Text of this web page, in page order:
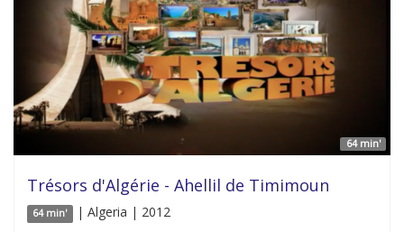
64 min'
Trésors d'Algérie - Ahellil de Timimoun
64 min' | Algeria | 2012